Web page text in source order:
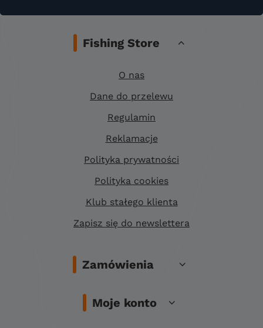
Fishing Store
O nas
Dane do przelewu
Regulamin
Reklamacje
Polityka prywatności
Polityka cookies
Klub stałego klienta
Zapisz się do newslettera
Zamówienia
Moje konto